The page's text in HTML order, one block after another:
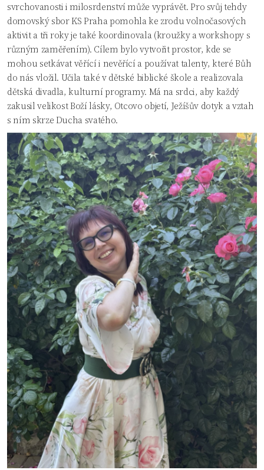
svrchovanosti i milosrdenství může vyprávět. Pro svůj tehdy
domovský sbor KS Praha pomohla ke zrodu volnočasových
aktivit a tři roky je také koordinovala (kroužky a workshopy s
různým zaměřením). Cílem bylo vytvořit prostor, kde se
mohou setkávat věřící i nevěřící a používat talenty, které Bůh
do nás vložil. Učila také v dětské biblické škole a realizovala
dětská divadla, kulturní programy. Má na srdci, aby každý
zakusil velikost Boží lásky, Otcovo objetí, Ježíšův dotyk a vztah
s ním skrze Ducha svatého.